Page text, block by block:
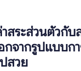
สระส่วนตัวกับ
กจากรูปแบบก
สวย